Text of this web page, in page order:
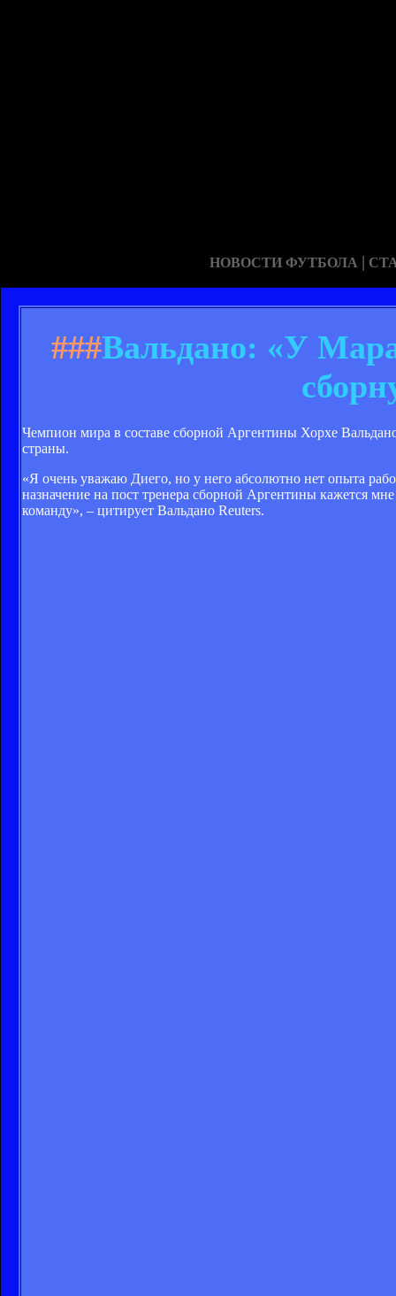
НОВОСТИ ФУТБОЛА |
###Вальдано: «У
Чемпион мира в составе сборной Аргентины Хорхе
страны.
«Я очень уважаю Диего, но у него абсолютно нет опыта
назначение на пост тренера сборной Аргентины кажется
команду», – цитирует Вальдано Reuters.